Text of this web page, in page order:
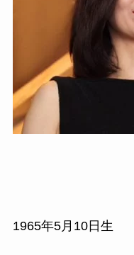
1965年5月 10日生